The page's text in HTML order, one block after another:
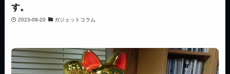
す。
2023-09-20 ガジェットコラム